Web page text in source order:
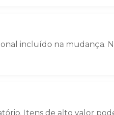
incluído na mudança.
Itens de alto valor